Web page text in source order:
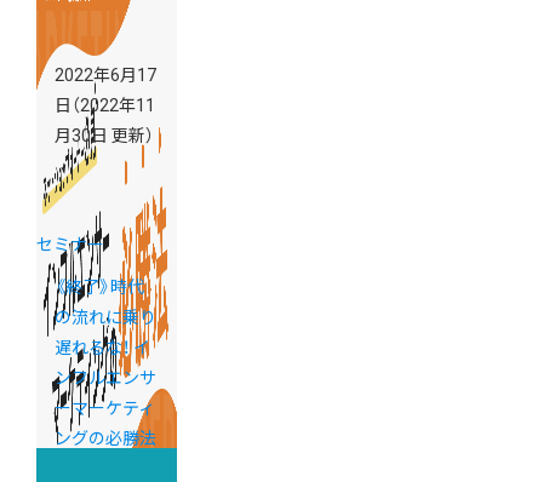
2022年6月17
日 （2022年11
月30日 更新）
セミナー
《終了》時代
の流れに乗り
遅れるな！ イ
ンフルエンサ
ーマーケティ
ングの必勝法